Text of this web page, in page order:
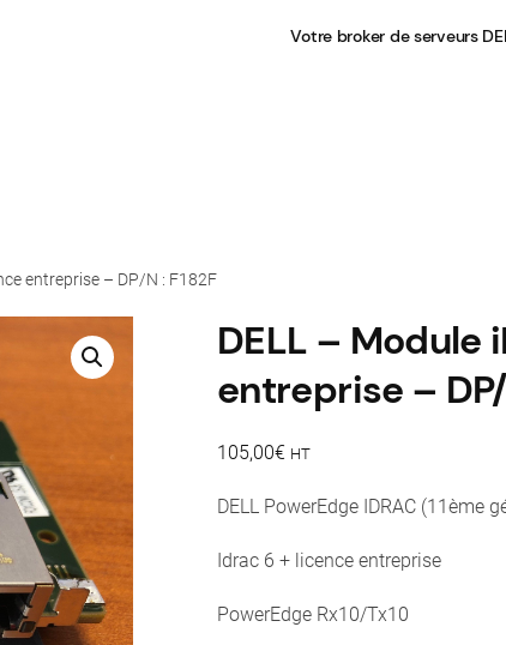
Votre broker de serveurs
entreprise – DP/N : F182F
DELL – Module
entreprise – DP/
105,00€ HT
DELL PowerEdge IDRAC (11ème
Idrac 6 + licence entreprise
PowerEdge Rx10/Tx10